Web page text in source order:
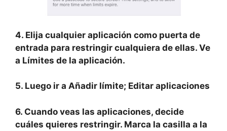
4. Elija cualquier aplicación como puerta de
entrada para restringir cualquiera de ellas. Ve
a Límites de la aplicación.
5. Luego ir a Añadir límite; Editar aplicaciones
6. Cuando veas las aplicaciones, decide
cuáles quieres restringir. Marca la casilla a la